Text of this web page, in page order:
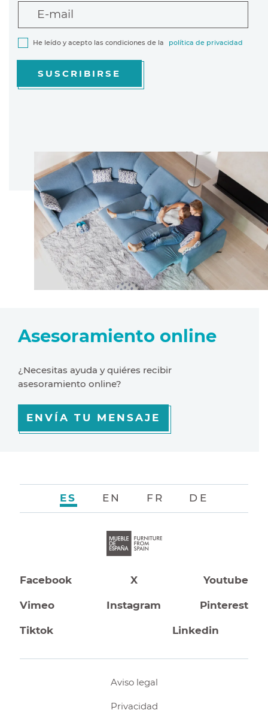
E-mail
He leído y acepto las condiciones de la política de privacidad
SUSCRIBIRSE
Asesoramiento online
¿Necesitas ayuda y quiéres recibir
asesoramiento online?
ENVÍA TU MENSAJE
Facebook X Youtube
Vimeo Instagram Pinterest
Tiktok Linkedin
ES EN FR DE
Aviso legal
Privacidad